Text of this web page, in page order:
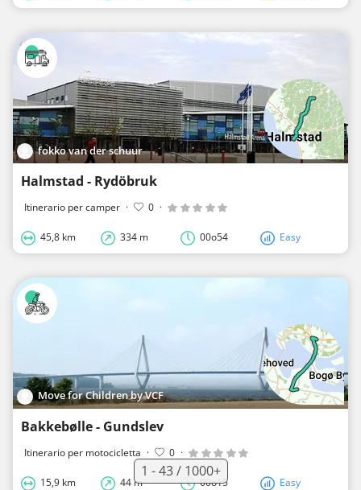
fokko van der schuur
Halmstad - Rydöbruk
Itinerario per camper · 0 ·
45,8 km 334 m 00o54 Easy
Move for Children by VCF
Bakkebølle - Gundslev
Itinerario per motocicletta · 0 ·
15,9 km 44 m 00o15 Easy
1 - 43 / 1000+